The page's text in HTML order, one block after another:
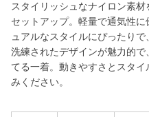
スタイリッシュなナイロン素
セットアップ。軽量で通気性
ュアルなスタイルにぴったりで
洗練されたデザインが魅力的
てる一着。動きやすさとスタ
みください。